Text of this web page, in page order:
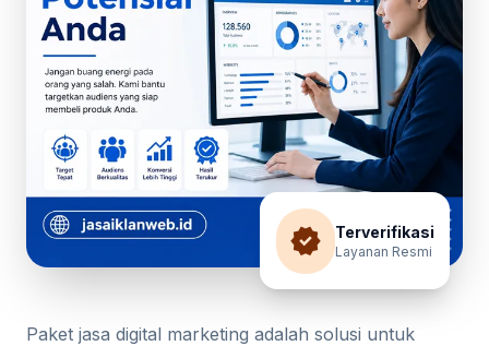
verified Terverifikasi
Layanan Resmi
Paket jasa digital marketing adalah solusi untuk